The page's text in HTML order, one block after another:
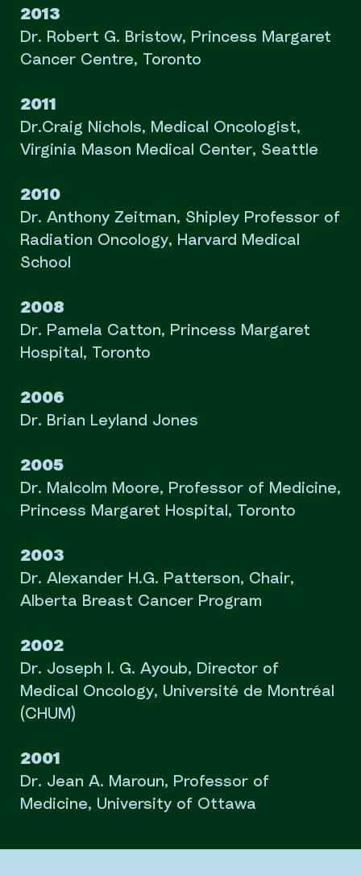
2013
Dr. Robert G. Bristow, Princess Margaret
Cancer Centre, Toronto
2011
Dr.Craig Nichols, Medical Oncologist,
Virginia Mason Medical Center, Seattle
2010
Dr. Anthony Zeitman, Shipley Professor of
Radiation Oncology, Harvard Medical
School
2008
Dr. Pamela Catton, Princess Margaret
Hospital, Toronto
2006
Dr. Brian Leyland Jones
2005
Dr. Malcolm Moore, Professor of Medicine,
Princess Margaret Hospital, Toronto
2003
Dr. Alexander H.G. Patterson, Chair,
Alberta Breast Cancer Program
2002
Dr. Joseph I. G. Ayoub, Director of
Medical Oncology, Université de Montréal
(CHUM)
2001
Dr. Jean A. Maroun, Professor of
Medicine, University of Ottawa